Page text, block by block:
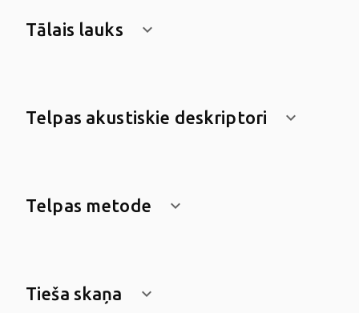
Tālais lauks keyboard_arrow_down
Telpas akustiskie deskriptori keyboard_arrow_down
Telpas metode keyboard_arrow_down
Tieša skaņa keyboard_arrow_down